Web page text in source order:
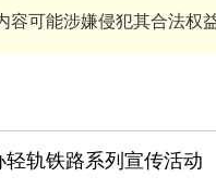
可能涉嫌侵犯其合法权
轨铁路系列宣传活动